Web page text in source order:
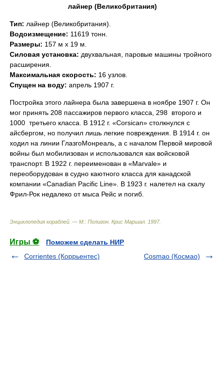
лайнер (Великобритания)
Тип: лайнер (Великобритания).
Водоизмещение: 11619 тонн.
Размеры: 157 м х 19 м.
Силовая установка: двухвальная, паровые машины тройного
расширения.
Максимальная скорость: 16 узлов.
Спущен на воду: апрель 1907 г.
Постройка этого лайнера была завершена в ноябре 1907 г. Он
мог принять 208 пассажиров первого класса, 298  второго и
1000  третьего класса. В 1912 г. «Corsican» столкнулся с
айсбергом, но получил лишь легкие повреждения. В 1914 г. он
ходил на линии ГлазгоМонреаль, а с началом Первой мировой
войны был мобилизован и использовался как войсковой
транспорт. В 1922 г. переименован в «Marvale» и
переоборудован в судно каютного класса для канадской
компании «Canadian Pacific Line». В 1923 г. налетел на скалу
Фрил-Рок недалеко от мыса Рейс и погиб.
Энциклопедия кораблей. — М.: Полигон Крис Маршал 1997.
Игры ⚽
Поможем сделать НИР
Corrientes (Коррьентес)
Cosmao (Космао)